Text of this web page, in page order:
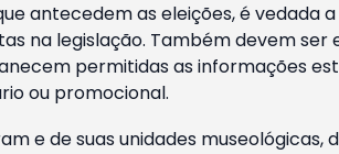
antecedem as eleições, é vedada
na legislação. Também devem
permitidas as informações
ou promocional.
e de suas unidades